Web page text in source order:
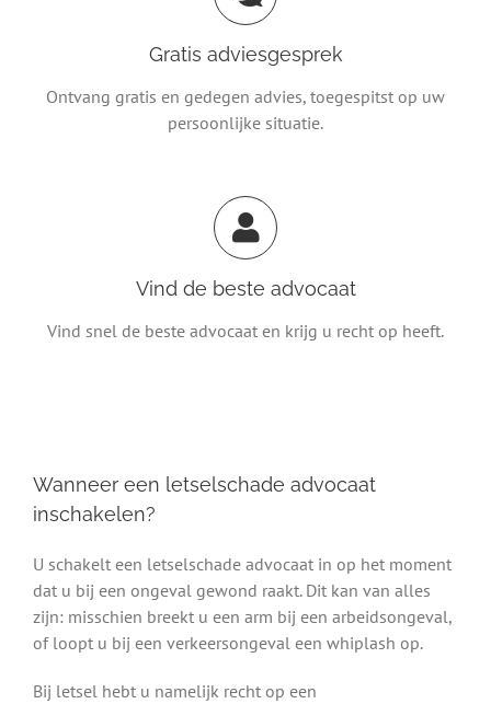
Gratis adviesgesprek
Ontvang gratis en gedegen advies, toegespitst op uw
persoonlijke situatie.
Vind de beste advocaat
Vind snel de beste advocaat en krijg u recht op heeft.
Wanneer een letselschade advocaat
inschakelen?
U schakelt een letselschade advocaat in op het moment
dat u bij een ongeval gewond raakt. Dit kan van alles
zijn: misschien breekt u een arm bij een arbeidsongeval,
of loopt u bij een verkeersongeval een whiplash op.
Bij letsel hebt u namelijk recht op een